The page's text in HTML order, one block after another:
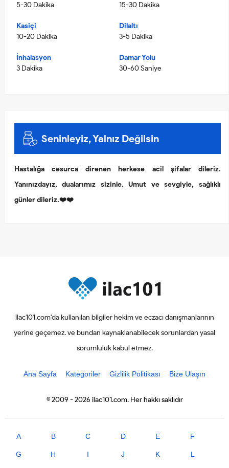
5-30 Dakika
15-30 Dakika
Kasiçi
10-20 Dakika
Dilaltı
3-5 Dakika
İnhalasyon
3 Dakika
Damar Yolu
30-60 Saniye
Seninleyiz, Yalnız Değilsin
Hastalığa cesurca direnen herkese acil şifalar dileriz.
Yanınızdayız, dualarımız sizinle. Umut ve sevgiyle, sağlıklı
günler dileriz.❤️❤️
ilac101.com'da kullanılan bilgiler hekim ve eczacı danışmanlarının
yerine geçemez. ve bundan kaynaklanabilecek sorunlardan yasal
sorumluluk kabul etmez.
Ana Sayfa Kategoriler Gizlilik Politikası Bize Ulaşın
© 2009 - 2026 ilac101.com. Her hakkı saklıdır
A B C D E F
G H I J K L